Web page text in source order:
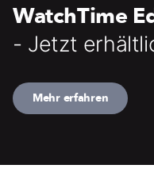
WatchTime
- Jetzt
Mehr erfahren